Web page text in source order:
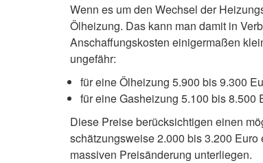
Wenn es um den Wechsel der
Ölheizung. Das kann man damit in
Anschaffungskosten einigermaßen
ungefähr:
für eine Ölheizung 5.900 bis 9.300
für eine Gasheizung 5.100 bis 8.500
Diese Preise berücksichtigen einen
schätzungsweise 2.000 bis 3.200
massiven Preisänderung unterliegen.